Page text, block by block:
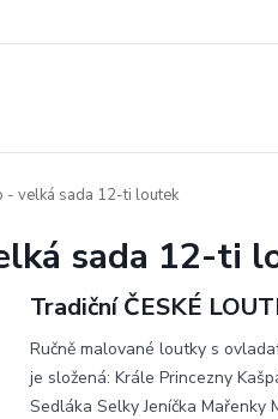
- velká sada 12-ti loutek
sada 12-ti
Tradiční ČESKÉ
Ručně malované loutky s
je složená: Krále Princezny
Sedláka Selky Jeníčka Mařenky